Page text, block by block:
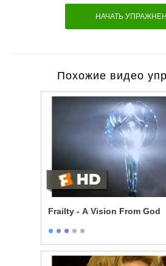
НАЧАТЬ
Похожие видео
Frailty - A Vision From God